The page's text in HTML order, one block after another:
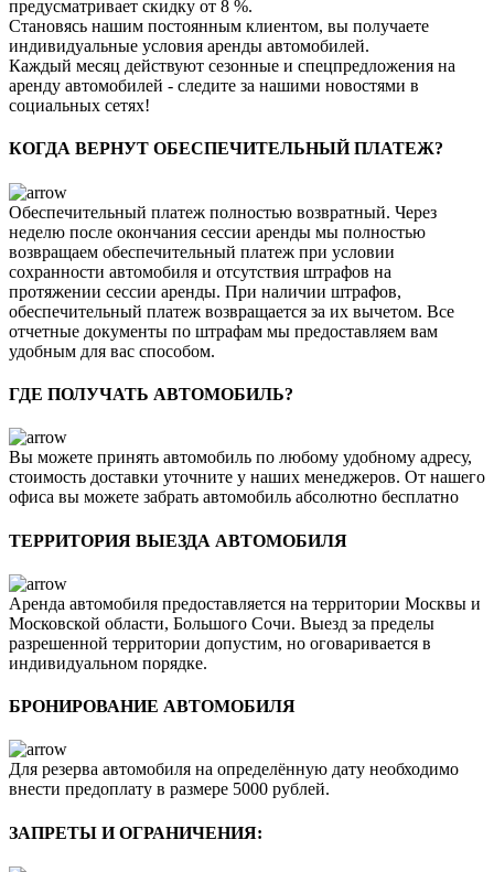
предусматривает скидку от 8 %.
Становясь нашим постоянным клиентом, вы получаете
индивидуальные условия аренды автомобилей.
Каждый месяц действуют сезонные и спецпредложения на
аренду автомобилей - следите за нашими новостями в
социальных сетях!
КОГДА ВЕРНУТ ОБЕСПЕЧИТЕЛЬНЫЙ ПЛАТЕЖ?
Обеспечительный платеж полностью возвратный. Через
неделю после окончания сессии аренды мы полностью
возвращаем обеспечительный платеж при условии
сохранности автомобиля и отсутствия штрафов на
протяжении сессии аренды. При наличии штрафов,
обеспечительный платеж возвращается за их вычетом. Все
отчетные документы по штрафам мы предоставляем вам
удобным для вас способом.
ГДЕ ПОЛУЧАТЬ АВТОМОБИЛЬ?
Вы можете принять автомобиль по любому удобному адресу,
стоимость доставки уточните у наших менеджеров. От нашего
офиса вы можете забрать автомобиль абсолютно бесплатно
ТЕРРИТОРИЯ ВЫЕЗДА АВТОМОБИЛЯ
Аренда автомобиля предоставляется на территории Москвы и
Московской области, Большого Сочи. Выезд за пределы
разрешенной территории допустим, но оговаривается в
индивидуальном порядке.
БРОНИРОВАНИЕ АВТОМОБИЛЯ
Для резерва автомобиля на определённую дату необходимо
внести предоплату в размере 5000 рублей.
ЗАПРЕТЫ И ОГРАНИЧЕНИЯ: